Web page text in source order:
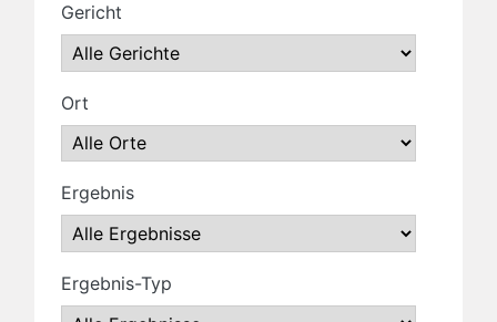
Gericht
Ort
Ergebnis
Ergebnis-Typ